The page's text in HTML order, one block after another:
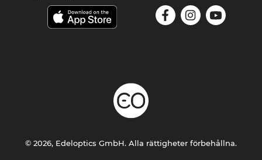
© 2026, Edeloptics GmbH. Alla rättigheter förbehållna.